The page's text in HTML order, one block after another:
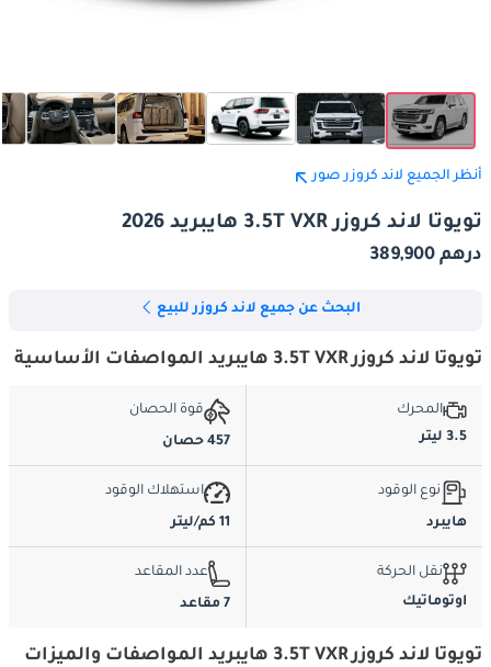
أنظر الجميع لاند كروزر صور
تويوتا لاند كروزر 3.5T VXR هايبريد 2026
درهم 389,900
البحث عن جميع لاند كروزر للبيع
تويوتا لاند كروزر 3.5T VXR هايبريد المواصفات الأساسية
المحرك
3.5 ليتر
قوة الحصان
457 حصان
نوع الوقود
هايبرد
استهلاك الوقود
11 كم/ليتر
نقل الحركة
اوتوماتيك
عدد المقاعد
7 مقاعد
تويوتا لاند كروزر 3.5T VXR هايبريد المواصفات والميزات